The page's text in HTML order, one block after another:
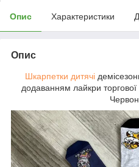
Опис Характеристики
Опис
Шкарпетки дитячі
додаванням лайкри